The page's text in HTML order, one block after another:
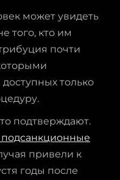
может увидеть
того, кто им
почти
только
подтверждают.
привели к
годы после